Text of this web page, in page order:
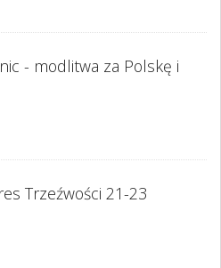
- modlitwa za Polskę i
Trzeźwości 21-23